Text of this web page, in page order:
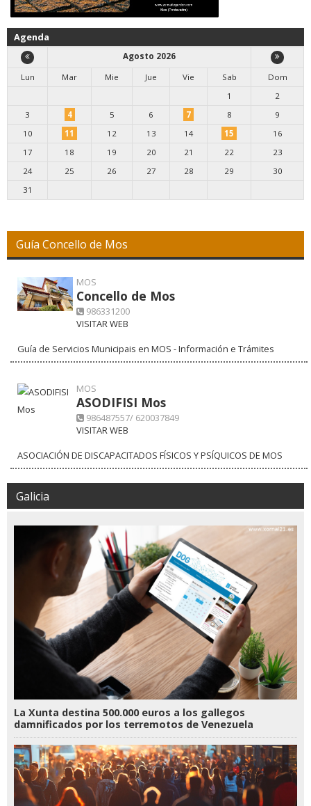
Agenda
Agosto 2026
Lun
Mar Mie Jue Vie Sab
Dom
1
2
3
4 5 6 7 8
9
10
11 12 13 14 15
16
17
18 19 20 21 22
23
24
25 26 27 28 29
30
31
Guía Concello de Mos
MOS
Concello de Mos
986331200
VISITAR WEB
Guía de Servicios Municipais en MOS - Información e Trámites
MOS
ASODIFISI Mos
986487557/ 620037849
VISITAR WEB
ASOCIACIÓN DE DISCAPACITADOS FÍSICOS Y PSÍQUICOS DE MOS
Galicia
La Xunta destina 500.000 euros a los gallegos
damnificados por los terremotos de Venezuela